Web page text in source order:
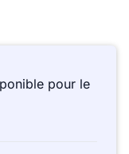
pour le